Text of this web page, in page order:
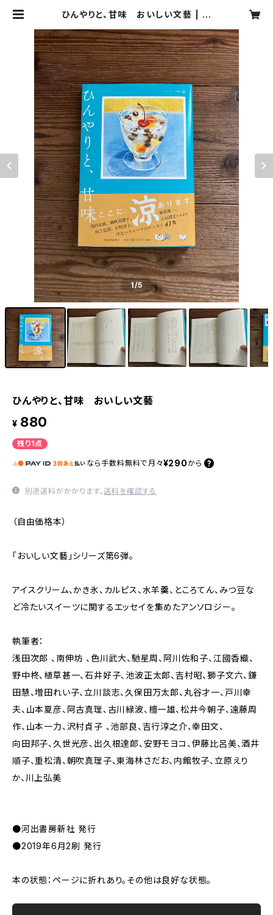
ひんやりと、甘味 おいしい文藝 | 青
1/5
ひんやりと、甘味 おいしい文藝
¥ 880
残り1点
なら 手数料無料で 月々¥290 から
別途送料がかかります。送料を確認する
（自由価格本）
「おいしい文藝」シリーズ第6弾。
アイスクリーム、かき氷、カルピス、水羊羹、ところてん、みつ豆な
ど冷たいスイーツに関するエッセイを集めたアンソロジー。
執筆者：
浅田次郎 、南伸坊 、色川武大、馳星周、阿川佐和子、江國香織、
野中柊、植草甚一、石井好子、池波正太郎、吉村昭、獅子文六、鎌
田慧、増田れい子、立川談志、久保田万太郎、丸谷才一、戸川幸
夫、山本夏彦、阿古真理、古川緑波、檀一雄、松井今朝子、遠藤周
作、山本一力、沢村貞子 、池部良、吉行淳之介、幸田文、
向田邦子、久世光彦、出久根達郎、安野モヨコ、伊藤比呂美、酒井
順子、重松清、朝吹真理子、東海林さだお、内館牧子、立原えり
か、川上弘美
●河出書房新社 発行
●2019年6月2刷 発行
本の状態：ページに折れあり。その他は良好な状態。